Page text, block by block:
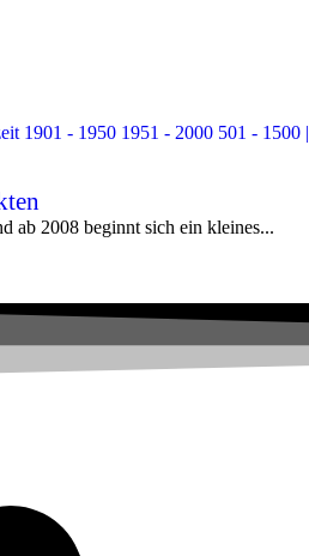
1901 - 1950 1951 - 2000 501 - 1500 |
ab 2008 beginnt sich ein kleines...